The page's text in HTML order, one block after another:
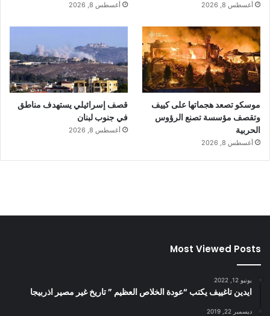
أغسطس 8, 2026 أغسطس 8, 2026
موسكو تصعد هجماتها على كييف
وتقصف مؤسسة تصنع الرؤوس
الحربية
أغسطس 8, 2026
قصف إسرائيلي يستهدف مناطق
في جنوب لبنان
أغسطس 8, 2026
Most Viewed Posts
يونيو 12, 2022
ايدين تاغييف يكتب “عودة الخلاص العظيم ” تاريخ غير مصير اذربيجا
ديسمبر 22, 2019